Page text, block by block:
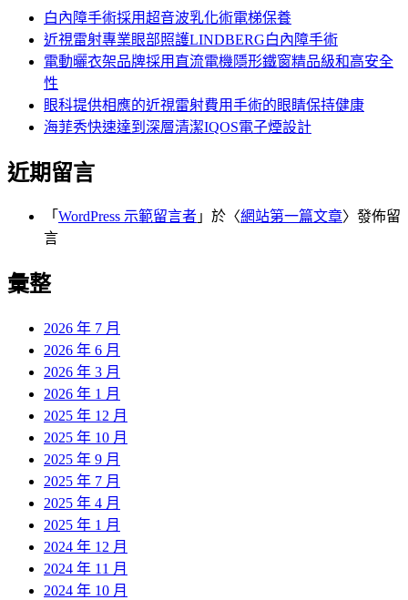
白內障手術採用超音波乳化術電梯保養
近視雷射專業眼部照護LINDBERG白內障手術
電動曬衣架品牌採用直流電機隱形鐵窗精品級和高安全
性
眼科提供相應的近視雷射費用手術的眼睛保持健康
海菲秀快速達到深層清潔IQOS電子煙設計
近期留言
「 WordPress 示範留言者 」於〈網站第一篇文章〉發佈留
言
彙整
2026 年 7 月
2026 年 6 月
2026 年 3 月
2026 年 1 月
2025 年 12 月
2025 年 10 月
2025 年 9 月
2025 年 7 月
2025 年 4 月
2025 年 1 月
2024 年 12 月
2024 年 11 月
2024 年 10 月